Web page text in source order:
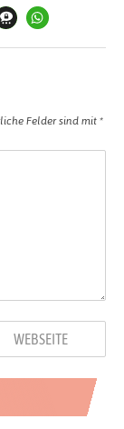
Felder sind mit*